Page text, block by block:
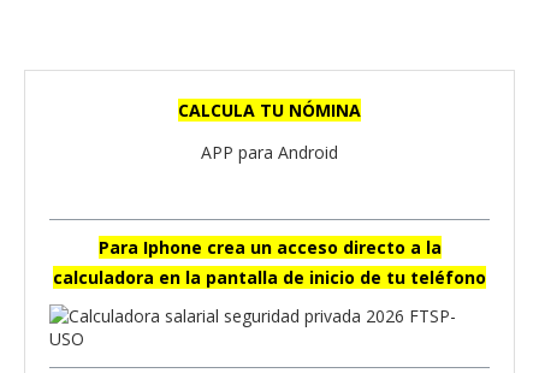
CALCULA TU NÓMINA
APP para Android
Para Iphone crea un acceso directo a la
calculadora en la pantalla de inicio de tu teléfono